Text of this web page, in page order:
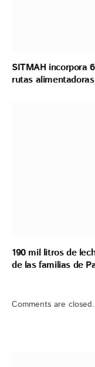
SITMAH incorpora
rutas
190 mil litros de
de las familias de
Comments are closed.